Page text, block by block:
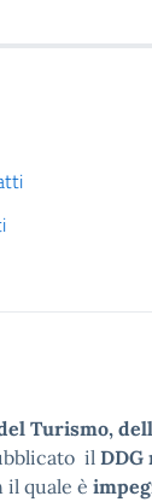
Turismo,
ilDDG
il quale è